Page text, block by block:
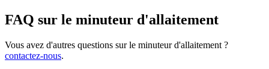
FAQ sur le minuteur d'allaitement
Vous avez d'autres questions sur le minuteur d'allaitement ?
contactez-nous.